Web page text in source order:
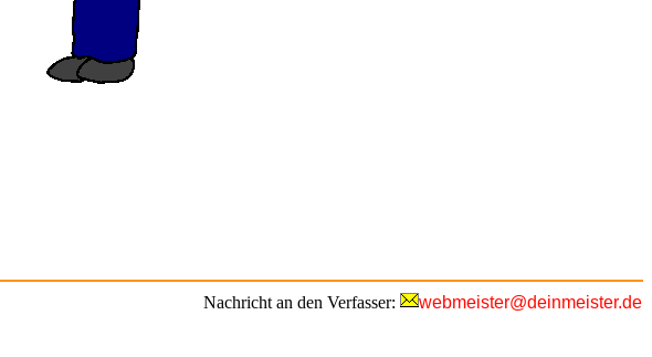
Nachricht an den Verfasser: webmeister@deinmeister.de